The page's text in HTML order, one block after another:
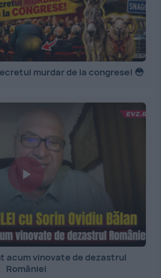
murdar de la congrese! 😳
acum vinovate de dezastrul
României